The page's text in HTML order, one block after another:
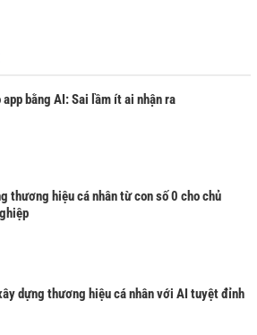
app bằng AI: Sai lầm ít ai nhận ra
thương hiệu cá nhân từ con số 0 cho chủ
dựng thương hiệu cá nhân với AI tuyệt đỉnh